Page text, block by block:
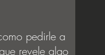
pedirle a
revele algo